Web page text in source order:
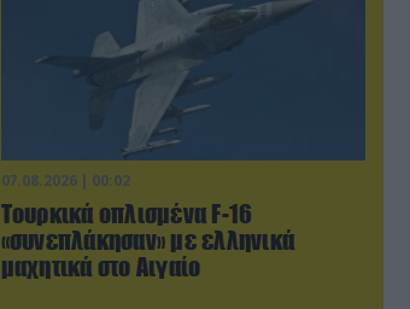
07.08.2026 | 00:02
Τουρκικά οπλισμένα F-16
«συνεπλάκησαν» με ελληνικά
μαχητικά στο Αιγαίο